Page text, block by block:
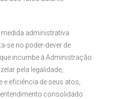
medida administrativa
se no poder-dever de
incumbe à Administração
pela legalidade,
e eficiência de seus atos,
consolidado